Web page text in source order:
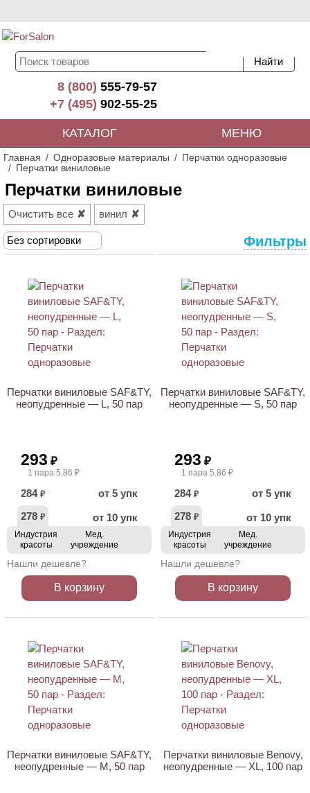
8 (800)555-79-57
+7 (495)902-55-25
КАТАЛОГ МЕНЮ
Главная Одноразовые материалы
Перчатки одноразовые
Перчатки виниловые
Перчатки виниловые
Очистить все винил
Без сортировки Фильтры
Перчатки виниловые SAF&TY,
неопудренные — L, 50 пар
293 ₽
1 пара 5.86 ₽
284 ₽
от 5 упк
278 ₽ от 10 упк
Индустрия
красоты
Мед.
учреждение
Нашли дешевле?
В корзину
Перчатки виниловые SAF&TY,
неопудренные — S, 50 пар
293 ₽
1 пара 5.86 ₽
284 ₽
от 5 упк
278 ₽ от 10 упк
Индустрия
красоты
Мед.
учреждение
Нашли дешевле?
В корзину
Перчатки виниловые SAF&TY,
неопудренные — M, 50 пар
Перчатки виниловые Benovy,
неопудренные — XL, 100 пар